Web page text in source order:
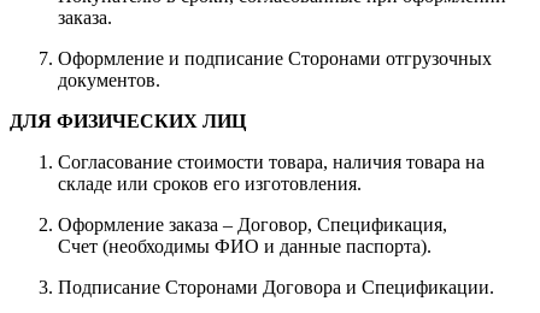
заказа.
Оформление и подписание Сторонами отгрузочных
документов.
ДЛЯ ФИЗИЧЕСКИХ ЛИЦ
Согласование стоимости товара, наличия товара на
складе или сроков его изготовления.
Оформление заказа – Договор, Спецификация,
Счет (необходимы ФИО и данные паспорта).
Подписание Сторонами Договора и Спецификации.